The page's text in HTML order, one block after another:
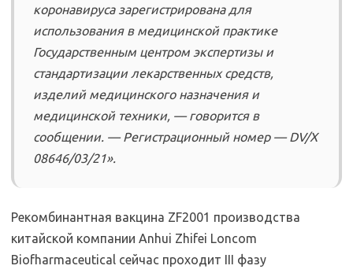
коронавируса зарегистрирована для
использования в медицинской практике
Государственным центром экспертизы и
стандартизации лекарственных средств,
изделий медицинского назначения и
медицинской техники, — говорится в
сообщении. — Регистрационный номер — DV/X
08646/03/21».
Рекомбинантная вакцина ZF2001 производcтва
китайской компании Anhui Zhifei Loncom
Biofharmaceutical сейчас проходит III фазу